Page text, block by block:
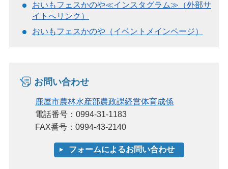
おいもフェスかのや≪インスタグラム≫（外部サ
イトへリンク）
おいもフェスかのや（イベントメインページ）
お問い合わせ
鹿屋市農林水産部農政課経営体育成係
電話番号：0994-31-1183
FAX番号：0994-43-2140